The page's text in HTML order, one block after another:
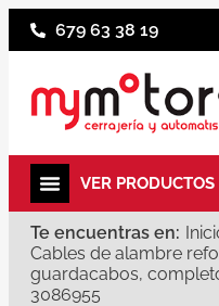
679 63 38 19
Te encuentras en:
Cables de alambre
guardacabos,
3086955